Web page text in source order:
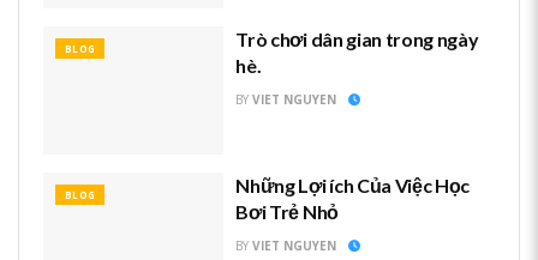
BLOG
Trò chơi dân gian trong ngày
hè.
BY VIET NGUYEN
BLOG
Những Lợi ích Của Việc Học
Bơi Trẻ Nhỏ
BY VIET NGUYEN